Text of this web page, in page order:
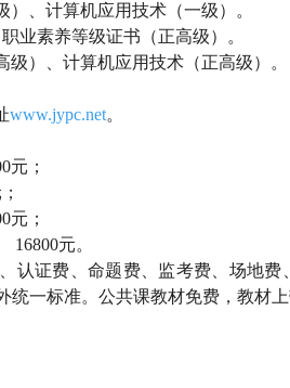
、计算机应用技术（一级）。
职业素养等级证书（正高级）。
）、计算机应用技术（正高级）。
www.jypc.net。
元；
元；
16800元。
认证费、命题费、监考费、场地
统一标准。公共课教材免费，教材